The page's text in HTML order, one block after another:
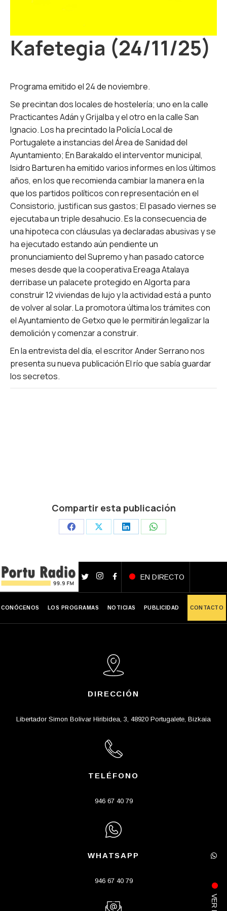
Kafetegia (24/11/25)
Programa emitido el 24 de noviembre.
Se precintan dos locales de hostelería; uno en la calle
Practicantes Adán y Grijalba y el otro en la calle San
Ignacio. Los ha precintado la Policía Local de
Portugalete a instancias del Área de Sanidad del
Ayuntamiento; En Barakaldo el interventor municipal,
Isidro Barturen ha emitido varios informes en los últimos
años, en los que recomienda cambiar la manera en la
que los partidos políticos con representación en el
Consistorio, justifican sus gastos; El pasado viernes se
ejecutaba un triple desahucio. Es la consecuencia de
una hipoteca con cláusulas ya declaradas abusivas y se
ha ejecutado estando aún pendiente un
pronunciamiento del Supremo y han pasado catorce
meses desde que la cooperativa Ereaga Atalaya
derribase un palacete protegido en Algorta para
construir 12 viviendas de lujo y la actividad está a punto
de volver al solar. La promotora última los trámites con
el Ayuntamiento de Getxo que le permitirán legalizar la
demolición y comenzar a construir.
En la entrevista del día, el escritor Ander Serrano nos
presenta su nueva publicación El río que sabía guardar
los secretos.
Compartir esta publicación
Share
Facebook
Share
X
Share
LinkedIn
Share
WhatsApp
EN DIRECTO
CONÓCENOS LOS PROGRAMAS NOTICIAS PUBLICIDAD CONTACTO
DIRECCIÓN
Libertador Simon Bolivar Hiribidea, 3, 48920 Portugalete, Bizkaia
TELÉFONO
946 67 40 79
WHATSAPP
946 67 40 79